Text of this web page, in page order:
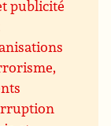
publicité